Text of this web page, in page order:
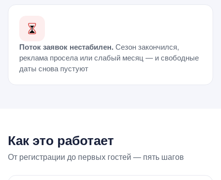
Поток заявок нестабилен.Сезон закончился,
реклама просела или слабый месяц — и свободные
даты снова пустуют
Как это работает
От регистрации до первых гостей — пять шагов